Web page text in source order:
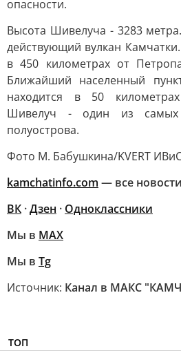
опасности.
Высота Шивелуча - 3283
действующий вулкан
в 450 километрах от
Ближайший населенный
находится в 50
Шивелуч - один из самых
полуострова.
Фото М. Бабушкина/KVERT
kamchatinfo.com — все
ВК ·Дзен · Одноклассники
Мы в МАХ
Мы в Tg
Источник: Канал в МАКС
ТОП